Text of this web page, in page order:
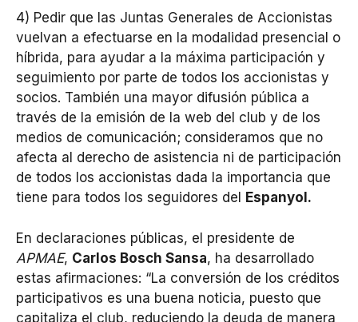
4) Pedir que las Juntas Generales de Accionistas
vuelvan a efectuarse en la modalidad presencial o
híbrida, para ayudar a la máxima participación y
seguimiento por parte de todos los accionistas y
socios. También una mayor difusión pública a
través de la emisión de la web del club y de los
medios de comunicación; consideramos que no
afecta al derecho de asistencia ni de participación
de todos los accionistas dada la importancia que
tiene para todos los seguidores del
Espanyol.
En declaraciones públicas, el presidente de
APMAE, Carlos Bosch Sansa, ha desarrollado
estas afirmaciones: “La conversión de los créditos
participativos es una buena noticia, puesto que
capitaliza el club, reduciendo la deuda de manera